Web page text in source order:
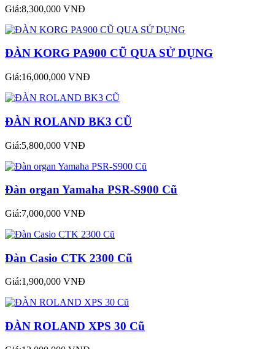
Giá:8,300,000 VNĐ
ĐÀN KORG PA900 CŨ QUA SỬ DỤNG
Giá:16,000,000 VNĐ
ĐÀN ROLAND BK3 CŨ
Giá:5,800,000 VNĐ
Đàn organ Yamaha PSR-S900 Cũ
Giá:7,000,000 VNĐ
Đàn Casio CTK 2300 Cũ
Giá:1,900,000 VNĐ
ĐÀN ROLAND XPS 30 Cũ